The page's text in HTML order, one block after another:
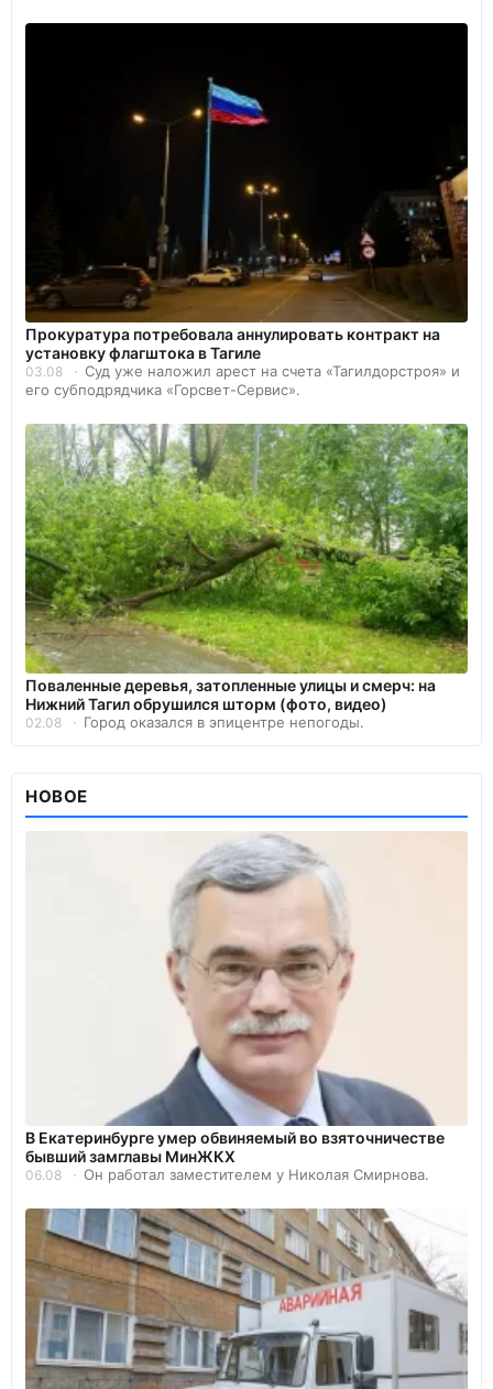
Прокуратура потребовала аннулировать контракт на
установку флагштока в Тагиле
03.08
Суд уже наложил арест на счета «Тагилдорстроя» и
его субподрядчика «Горсвет-Сервис».
Поваленные деревья, затопленные улицы и смерч: на
Нижний Тагил обрушился шторм (фото, видео)
02.08 Город оказался в эпицентре непогоды.
НОВОЕ
В Екатеринбурге умер обвиняемый во взяточничестве
бывший замглавы МинЖКХ
06.08 Он работал заместителем у Николая Смирнова.